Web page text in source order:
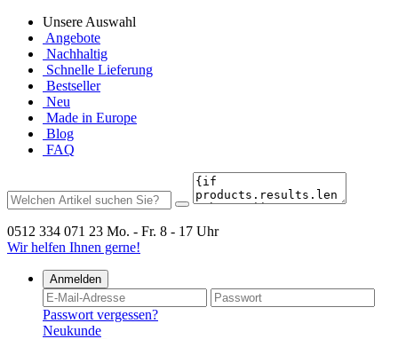
Unsere Auswahl
Angebote
Nachhaltig
Schnelle Lieferung
Bestseller
Neu
Made in Europe
Blog
FAQ
0512 334 071 23 Mo. - Fr. 8 - 17 Uhr
Wir helfen Ihnen gerne!
Anmelden
Passwort vergessen?
Neukunde